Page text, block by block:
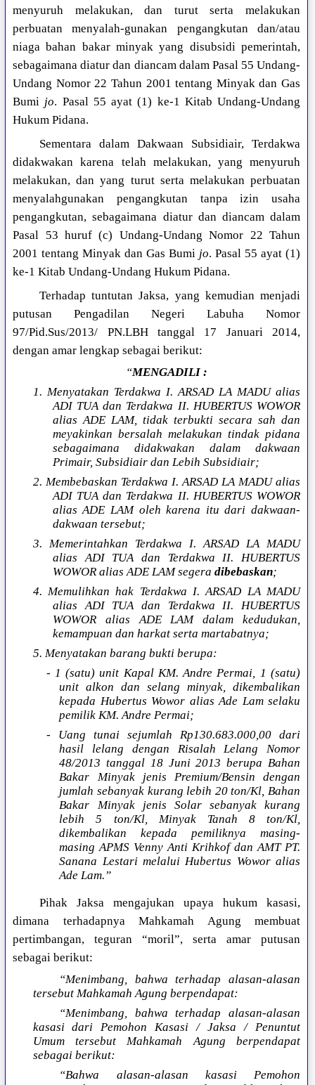
menyuruh melakukan, dan turut serta melakukan
perbuatan menyalah-gunakan pengangkutan dan/atau
niaga bahan bakar minyak yang disubsidi pemerintah,
sebagaimana diatur dan diancam dalam Pasal 55 Undang-
Undang Nomor 22 Tahun 2001 tentang Minyak dan Gas
Bumi jo. Pasal 55 ayat (1) ke-1 Kitab Undang-Undang
Hukum Pidana.
Sementara dalam Dakwaan Subsidiair, Terdakwa
didakwakan karena telah melakukan, yang menyuruh
melakukan, dan yang turut serta melakukan perbuatan
menyalahgunakan pengangkutan tanpa izin usaha
pengangkutan, sebagaimana diatur dan diancam dalam
Pasal 53 huruf (c) Undang-Undang Nomor 22 Tahun
2001 tentang Minyak dan Gas Bumi jo. Pasal 55 ayat (1)
ke-1 Kitab Undang-Undang Hukum Pidana.
Terhadap tuntutan Jaksa, yang kemudian menjadi
putusan Pengadilan Negeri Labuha Nomor
97/Pid.Sus/2013/ PN.LBH tanggal 17 Januari 2014,
dengan amar lengkap sebagai berikut:
“MENGADILI :
1. Menyatakan Terdakwa I. ARSAD LA MADU alias
ADI TUA dan Terdakwa II. HUBERTUS WOWOR
alias ADE LAM, tidak terbukti secara sah dan
meyakinkan bersalah melakukan tindak pidana
sebagaimana didakwakan dalam dakwaan
Primair, Subsidiair dan Lebih Subsidiair;
2. Membebaskan Terdakwa I. ARSAD LA MADU alias
ADI TUA dan Terdakwa II. HUBERTUS WOWOR
alias ADE LAM oleh karena itu dari dakwaan-
dakwaan tersebut;
3. Memerintahkan Terdakwa I. ARSAD LA MADU
alias ADI TUA dan Terdakwa II. HUBERTUS
WOWOR alias ADE LAM segera dibebaskan;
4. Memulihkan hak Terdakwa I. ARSAD LA MADU
alias ADI TUA dan Terdakwa II. HUBERTUS
WOWOR alias ADE LAM dalam kedudukan,
kemampuan dan harkat serta martabatnya;
5. Menyatakan barang bukti berupa:
- 1 (satu) unit Kapal KM. Andre Permai, 1 (satu)
unit alkon dan selang minyak, dikembalikan
kepada Hubertus Wowor alias Ade Lam selaku
pemilik KM. Andre Permai;
- Uang tunai sejumlah Rp130.683.000,00 dari
hasil lelang dengan Risalah Lelang Nomor
48/2013 tanggal 18 Juni 2013 berupa Bahan
Bakar Minyak jenis Premium/Bensin dengan
jumlah sebanyak kurang lebih 20 ton/Kl, Bahan
Bakar Minyak jenis Solar sebanyak kurang
lebih 5 ton/Kl, Minyak Tanah 8 ton/Kl,
dikembalikan kepada pemiliknya masing-
masing APMS Venny Anti Krihkof dan AMT PT.
Sanana Lestari melalui Hubertus Wowor alias
Ade Lam.”
Pihak Jaksa mengajukan upaya hukum kasasi,
dimana terhadapnya Mahkamah Agung membuat
pertimbangan, teguran “moril”, serta amar putusan
sebagai berikut:
“Menimbang, bahwa terhadap alasan-alasan
tersebut Mahkamah Agung berpendapat:
“Menimbang, bahwa terhadap alasan-alasan
kasasi dari Pemohon Kasasi / Jaksa / Penuntut
Umum tersebut Mahkamah Agung berpendapat
sebagai berikut:
“Bahwa alasan-alasan kasasi Pemohon